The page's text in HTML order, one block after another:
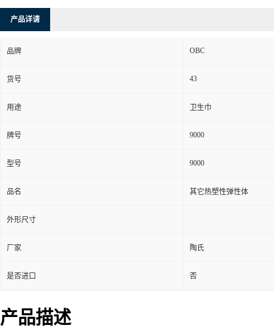
产品详请
品牌 OBC
货号 43
用途 卫生巾
牌号 9000
型号 9000
品名 其它热塑性弹性体
外形尺寸
厂家 陶氏
是否进口 否
产品描述